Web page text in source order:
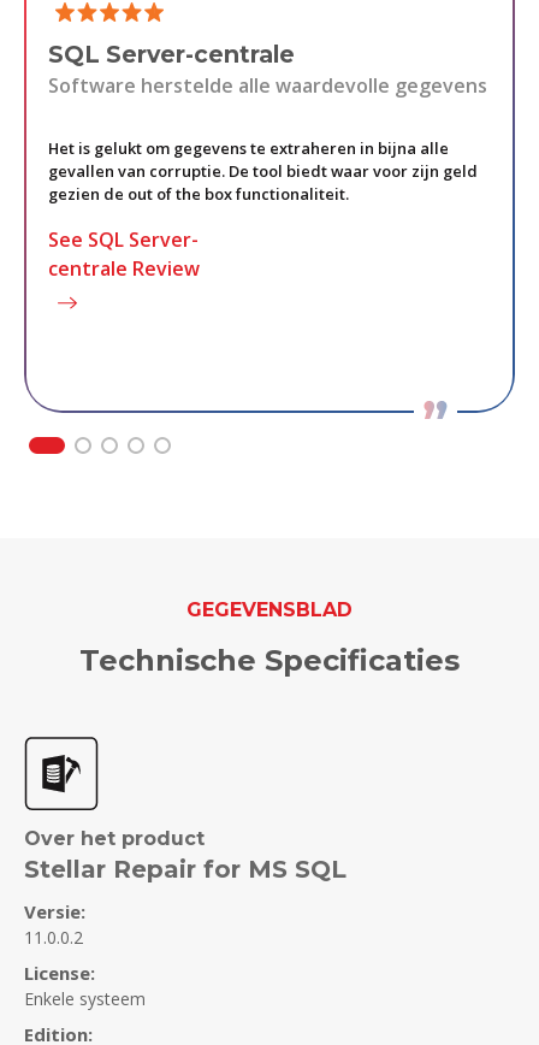
SQL Server-centrale
Software herstelde alle waardevolle gegevens
Het is gelukt om gegevens te extraheren in bijna alle
gevallen van corruptie. De tool biedt waar voor zijn geld
gezien de out of the box functionaliteit.
See SQL Server-
centrale Review
GEGEVENSBLAD
Technische Specificaties
Over het product
Stellar Repair for MS SQL
Versie:
11.0.0.2
License:
Enkele systeem
Edition: